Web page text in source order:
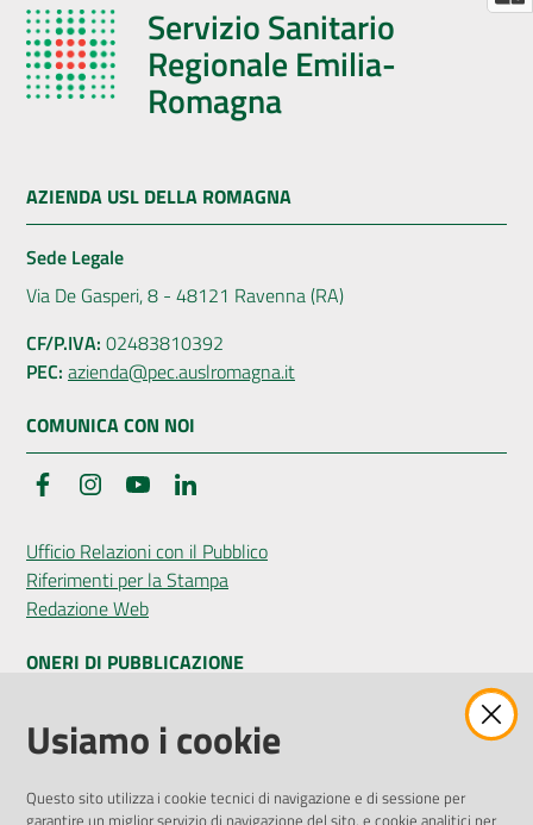
Servizio Sanitario
Regionale Emilia-
Romagna
AZIENDA USL DELLA ROMAGNA
Sede Legale
Via De Gasperi, 8 - 48121 Ravenna (RA)
CF/P.IVA: 02483810392
PEC: azienda@pec.auslromagna.it
COMUNICA CON NOI
FacebookInstagramYouTube
Ufficio Relazioni con il Pubblico
Riferimenti per la Stampa
Redazione Web
ONERI DI PUBBLICAZIONE
Amministrazione Trasparente
Pubblicità legale
Privacy Policy
Usiamo i cookie
Questo sito utilizza i cookie tecnici di navigazione e di sessione per
garantire un miglior servizio di navigazione del sito, e cookie analitici per